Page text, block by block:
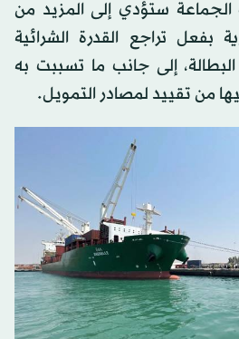
ستؤدي إلى المزيد من
بفعل تراجع القدرة الشرائية
إلى جانب ما تسببت به
من تقييد لمصادر التمويل.